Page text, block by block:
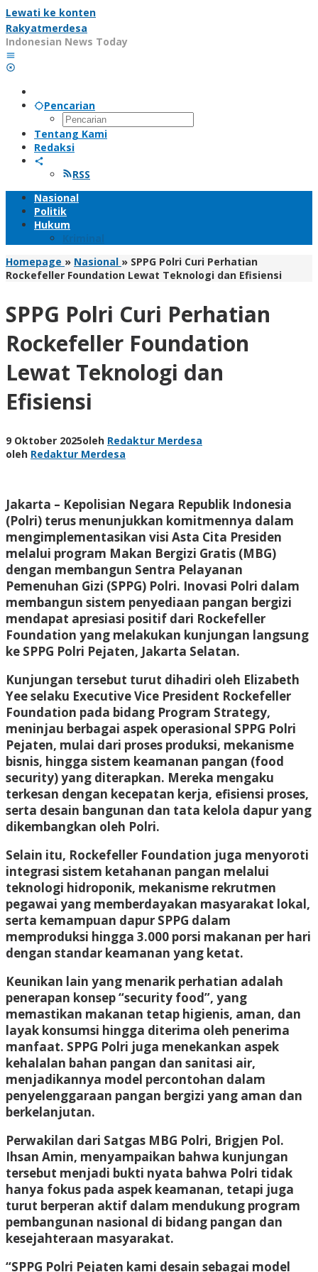
Lewati ke konten
Rakyatmerdesa
Indonesian News Today
Pencarian
Tentang Kami
Redaksi
RSS
Nasional
Politik
Hukum
Kriminal
Homepage » Nasional » SPPG Polri Curi Perhatian
Rockefeller Foundation Lewat Teknologi dan Efisiensi
SPPG Polri Curi Perhatian
Rockefeller Foundation
Lewat Teknologi dan
Efisiensi
9 Oktober 2025oleh Redaktur Merdesa
oleh Redaktur Merdesa
Jakarta – Kepolisian Negara Republik Indonesia
(Polri) terus menunjukkan komitmennya dalam
mengimplementasikan visi Asta Cita Presiden
melalui program Makan Bergizi Gratis (MBG)
dengan membangun Sentra Pelayanan
Pemenuhan Gizi (SPPG) Polri. Inovasi Polri dalam
membangun sistem penyediaan pangan bergizi
mendapat apresiasi positif dari Rockefeller
Foundation yang melakukan kunjungan langsung
ke SPPG Polri Pejaten, Jakarta Selatan.
Kunjungan tersebut turut dihadiri oleh Elizabeth
Yee selaku Executive Vice President Rockefeller
Foundation pada bidang Program Strategy,
meninjau berbagai aspek operasional SPPG Polri
Pejaten, mulai dari proses produksi, mekanisme
bisnis, hingga sistem keamanan pangan (food
security) yang diterapkan. Mereka mengaku
terkesan dengan kecepatan kerja, efisiensi proses,
serta desain bangunan dan tata kelola dapur yang
dikembangkan oleh Polri.
Selain itu, Rockefeller Foundation juga menyoroti
integrasi sistem ketahanan pangan melalui
teknologi hidroponik, mekanisme rekrutmen
pegawai yang memberdayakan masyarakat lokal,
serta kemampuan dapur SPPG dalam
memproduksi hingga 3.000 porsi makanan per hari
dengan standar keamanan yang ketat.
Keunikan lain yang menarik perhatian adalah
penerapan konsep “security food”, yang
memastikan makanan tetap higienis, aman, dan
layak konsumsi hingga diterima oleh penerima
manfaat. SPPG Polri juga menekankan aspek
kehalalan bahan pangan dan sanitasi air,
menjadikannya model percontohan dalam
penyelenggaraan pangan bergizi yang aman dan
berkelanjutan.
Perwakilan dari Satgas MBG Polri, Brigjen Pol.
Ihsan Amin, menyampaikan bahwa kunjungan
tersebut menjadi bukti nyata bahwa Polri tidak
hanya fokus pada aspek keamanan, tetapi juga
turut berperan aktif dalam mendukung program
pembangunan nasional di bidang pangan dan
kesejahteraan masyarakat.
“SPPG Polri Pejaten kami desain sebagai model